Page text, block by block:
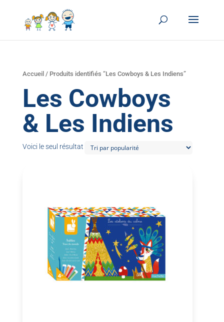
Accueil / Produits identifiés “Les Cowboys & Les Indiens”
Les Cowboys
& Les Indiens
Voici le seul résultat